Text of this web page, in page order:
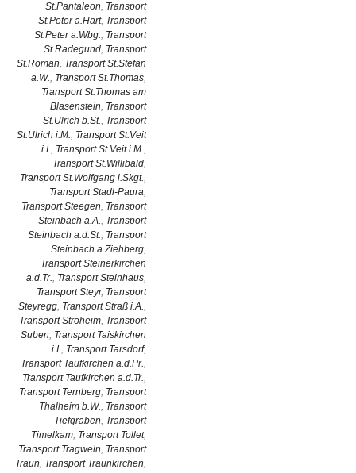
St.Pantaleon, Transport
St.Peter a.Hart, Transport
St.Peter a.Wbg., Transport
St.Radegund, Transport
St.Roman, Transport St.Stefan
a.W., Transport St.Thomas,
Transport St.Thomas am
Blasenstein, Transport
St.Ulrich b.St., Transport
St.Ulrich i.M., Transport St.Veit
i.I., Transport St.Veit i.M.,
Transport St.Willibald,
Transport St.Wolfgang i.Skgt.,
Transport Stadl-Paura,
Transport Steegen, Transport
Steinbach a.A., Transport
Steinbach a.d.St., Transport
Steinbach a.Ziehberg,
Transport Steinerkirchen
a.d.Tr., Transport Steinhaus,
Transport Steyr, Transport
Steyregg, Transport Straß i.A.,
Transport Stroheim, Transport
Suben, Transport Taiskirchen
i.I., Transport Tarsdorf,
Transport Taufkirchen a.d.Pr.,
Transport Taufkirchen a.d.Tr.,
Transport Ternberg, Transport
Thalheim b.W., Transport
Tiefgraben, Transport
Timelkam, Transport Tollet,
Transport Tragwein, Transport
Traun, Transport Traunkirchen,